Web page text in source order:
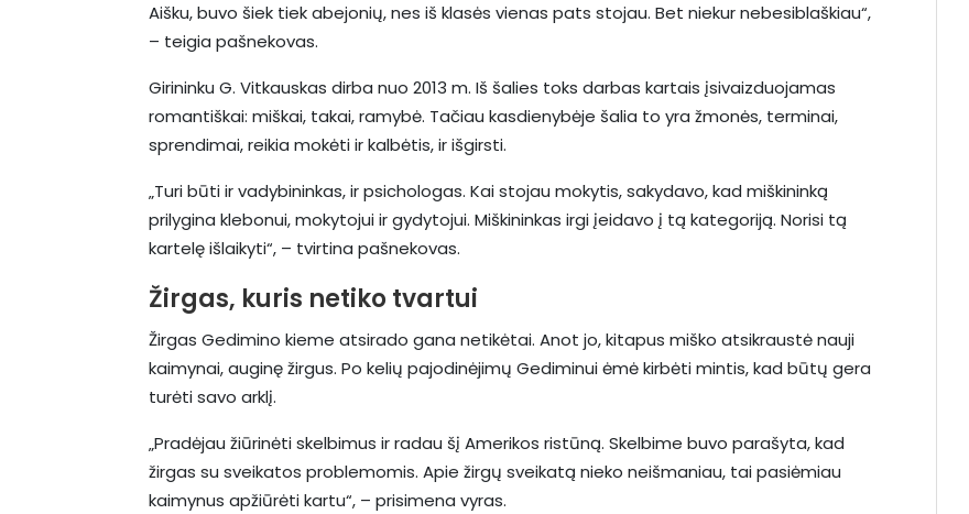
Aišku, buvo šiek tiek abejonių, nes iš klasės vienas pats stojau. Bet niekur nebesiblaškiau“,
– teigia pašnekovas.
Girininku G. Vitkauskas dirba nuo 2013 m. Iš šalies toks darbas kartais įsivaizduojamas
romantiškai: miškai, takai, ramybė. Tačiau kasdienybėje šalia to yra žmonės, terminai,
sprendimai, reikia mokėti ir kalbėtis, ir išgirsti.
„Turi būti ir vadybininkas, ir psichologas. Kai stojau mokytis, sakydavo, kad miškininką
prilygina klebonui, mokytojui ir gydytojui. Miškininkas irgi įeidavo į tą kategoriją. Norisi tą
kartelę išlaikyti“, – tvirtina pašnekovas.
Žirgas, kuris netiko tvartui
Žirgas Gedimino kieme atsirado gana netikėtai. Anot jo, kitapus miško atsikraustė nauji
kaimynai, auginę žirgus. Po kelių pajodinėjimų Gediminui ėmė kirbėti mintis, kad būtų gera
turėti savo arklį.
„Pradėjau žiūrinėti skelbimus ir radau šį Amerikos ristūną. Skelbime buvo parašyta, kad
žirgas su sveikatos problemomis. Apie žirgų sveikatą nieko neišmaniau, tai pasiėmiau
kaimynus apžiūrėti kartu“, – prisimena vyras.